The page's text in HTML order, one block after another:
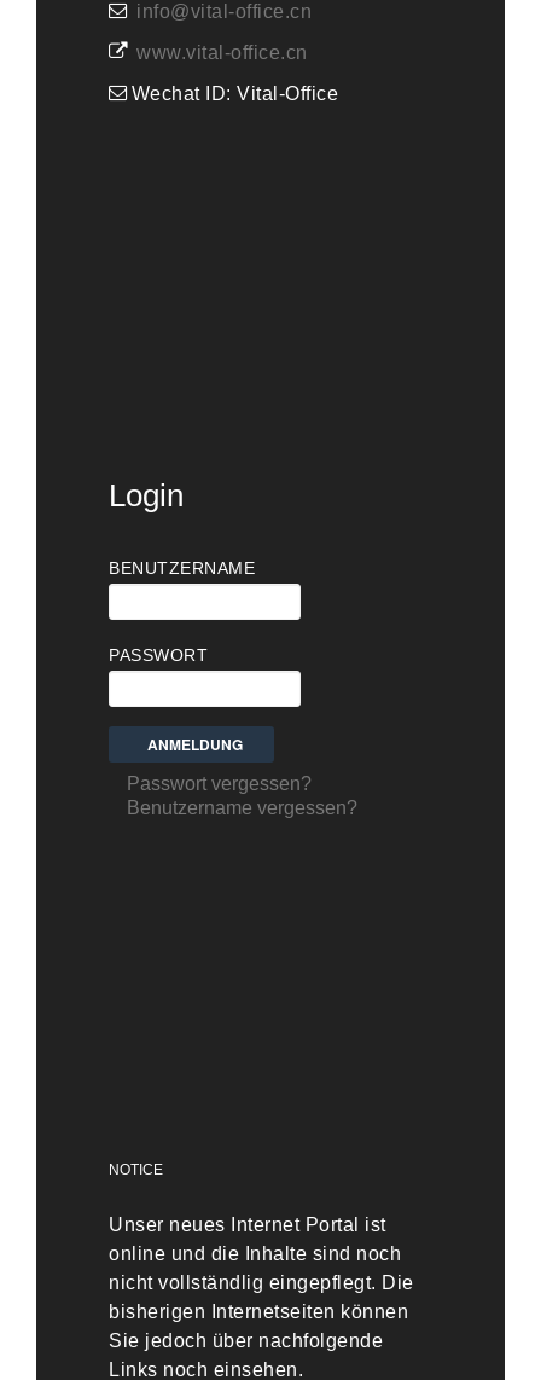
info@vital-office.cn
www.vital-office.cn
Wechat ID: Vital-Office
Login
BENUTZERNAME
PASSWORT
Passwort vergessen?
Benutzername vergessen?
NOTICE
Unser neues Internet Portal ist
online und die Inhalte sind noch
nicht vollständlig eingepflegt. Die
bisherigen Internetseiten können
Sie jedoch über nachfolgende
Links noch einsehen.